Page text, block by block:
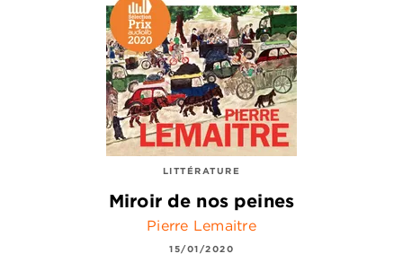
LITTÉRATURE
Miroir de nos peines
Pierre Lemaitre
15/01/2020